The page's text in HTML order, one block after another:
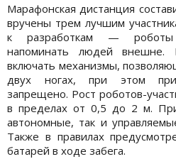
Марафонская дистанция
вручены трем лучшим
к разработкам — роботы
напоминать людей внешне.
включать механизмы,
двух ногах, при этом
запрещено. Рост роботов-
в пределах от 0,5 до 2 м.
автономные, так и
Также в правилах
батарей в ходе забега.